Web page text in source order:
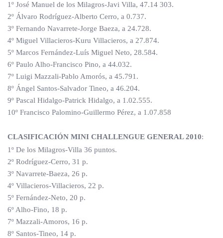
1º José Manuel de los Milagros-Javi Villa, 47.14 303.
2º Álvaro Rodríguez-Alberto Cerro, a 0.737.
3º Fernando Navarrete-Jorge Baeza, a 24.728.
4º Miguel Villacieros-Kuru Villacieros, a 27.874.
5º Marcos Fernández-Luís Miguel Neto, 28.584.
6º Paulo Alho-Francisco Pino, a 44.032.
7º Luigi Mazzali-Pablo Amorós, a 45.791.
8º Ángel Santos-Salvador Tineo, a 46.204.
9º Pascal Hidalgo-Patrick Hidalgo, a 1.02.555.
10º Francisco Palomino-Guillermo Pérez, a 1.07.858
CLASIFICACIÓN MINI CHALLENGUE GENERAL 2010:
1º De los Milagros-Villa 36 puntos.
2º Rodríguez-Cerro, 31 p.
3º Navarrete-Baeza, 26 p.
4º Villacieros-Villacieros, 22 p.
5º Fernández-Neto, 20 p.
6º Alho-Fino, 18 p.
7º Mazzali-Amoros, 16 p.
8º Santos-Tineo, 14 p.